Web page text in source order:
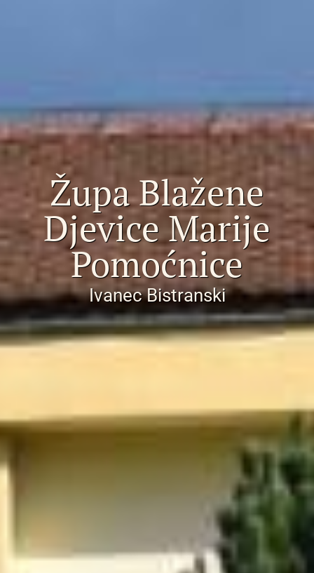
Župa Blažene
Djevice Marije
Pomoćnice
Ivanec Bistranski